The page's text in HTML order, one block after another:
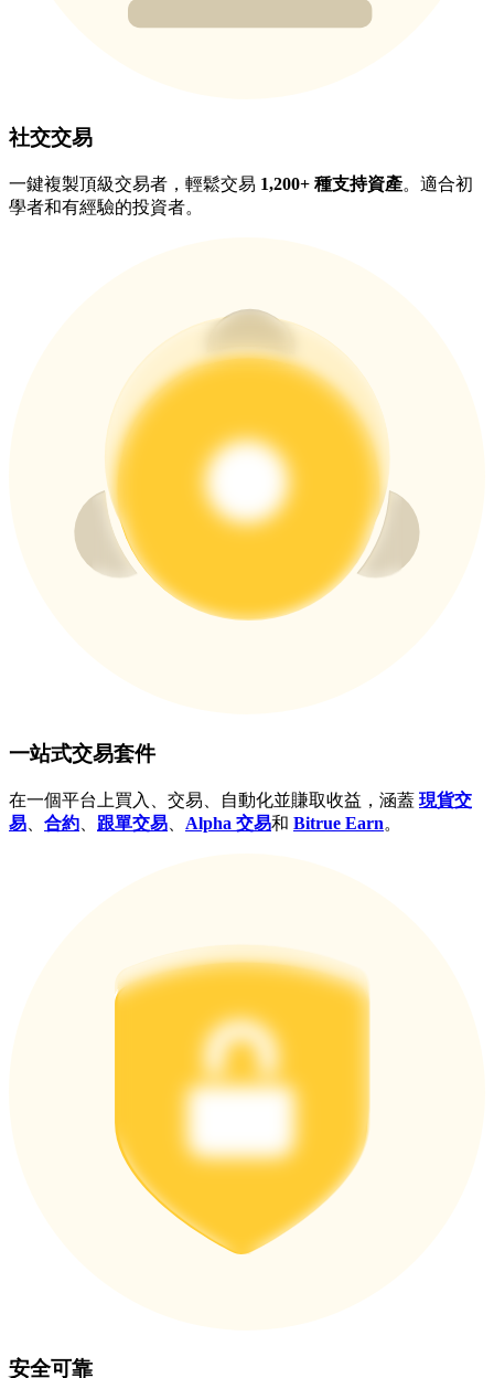
充值並交易BTC瓜分 25,000 USDT 獎池！
充值CASHCAT & 赢取
貴金屬財富季 · 交易巔峰賽
抽獎衝榜 · 贏33,333 USDT
USDT 新手理財 10% APR
USDT活期理財、無鎖定期
贏得獎品與專屬獎勵
社交交易
一鍵複製頂級交易者，輕鬆交易 1,200+ 種支持資產。適合初
學者和有經驗的投資者。
一站式交易套件
在一個平台上買入、交易、自動化並賺取收益，涵蓋 現貨交
易
合約 跟單交易 Alpha 交易和 Bitrue Earn。
安全可靠